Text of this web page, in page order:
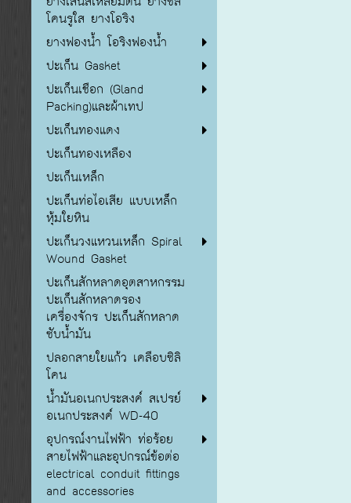
โคนรูใส ยางโอริง
ยางฟองน้ำ โอริงฟองน้ำ
ปะเก็น Gasket
ปะเก็นเชือก (Gland
Packing)และผ้าเทป
ปะเก็นทองแดง
ปะเก็นทองเหลือง
ปะเก็นเหล็ก
ปะเก็นท่อไอเสีย แบบเหล็ก
หุ้มใยหิน
ปะเก็นวงแหวนเหล็ก Spiral
Wound Gasket
ปะเก็นสักหลาดอุตสาหกรรม
ปะเก็นสักหลาดรอง
เครื่องจักร ปะเก็นสักหลาด
ซับน้ำมัน
ปลอกสายใยแก้ว เคลือบซิลิ
โคน
น้ำมันอเนกประสงค์ สเปรย์
อเนกประสงค์ WD-40
อุปกรณ์งานไฟฟ้า ท่อร้อย
สายไฟฟ้าและอุปกรณ์ข้อต่อ
electrical conduit fittings
and accessories